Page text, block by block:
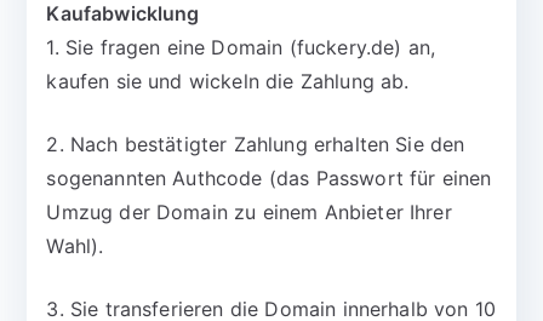
Kaufabwicklung
1. Sie fragen eine Domain (fuckery.de) an,
kaufen sie und wickeln die Zahlung ab.
2. Nach bestätigter Zahlung erhalten Sie den
sogenannten Authcode (das Passwort für einen
Umzug der Domain zu einem Anbieter Ihrer
Wahl).
3. Sie transferieren die Domain innerhalb von 10